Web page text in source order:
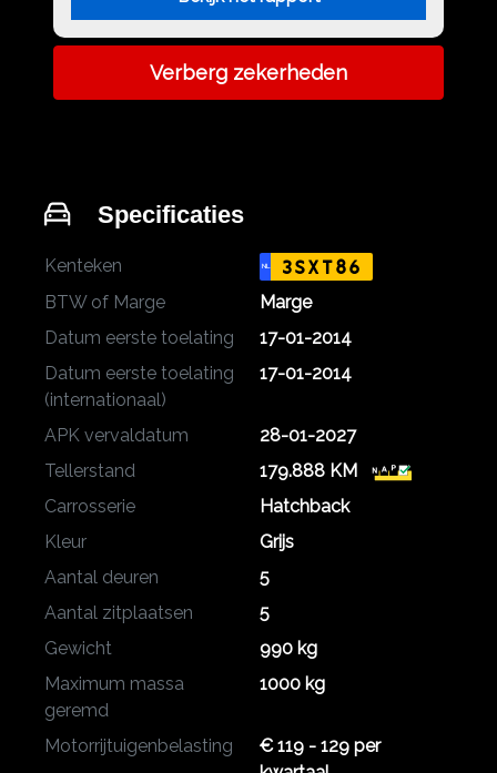
Verberg zekerheden
Specificaties
Kenteken NL 3SXT86
BTW of Marge
Marge
Datum eerste toelating
17-01-2014
Datum eerste toelating
(internationaal)
17-01-2014
APK vervaldatum
28-01-2027
Tellerstand
179.888 KM
Carrosserie
Hatchback
Kleur
Grijs
Aantal deuren
5
Aantal zitplaatsen
5
Gewicht
990 kg
Maximum massa
geremd
1000 kg
Motorrijtuigenbelasting
€ 119 - 129 per